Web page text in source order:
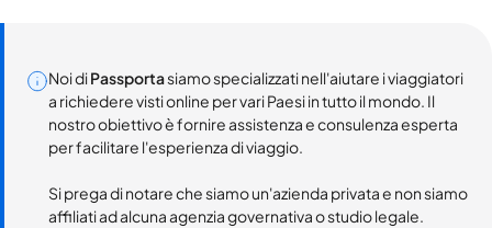
Noi diPassportasiamo specializzati nell'aiutare i viaggiatori
a richiedere visti online per vari Paesi in tutto il mondo. Il
nostro obiettivo è fornire assistenza e consulenza esperta
per facilitare l'esperienza di viaggio.
Si prega di notare che siamo un'azienda privata e non siamo
affiliati ad alcuna agenzia governativa o studio legale.